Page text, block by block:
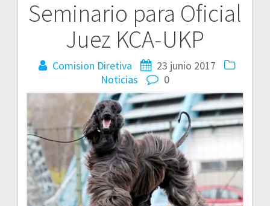
Seminario para Oficial
Juez KCA-UKP
Comision Diretiva
23 junio 2017
Noticias
0
Navegación
entradas